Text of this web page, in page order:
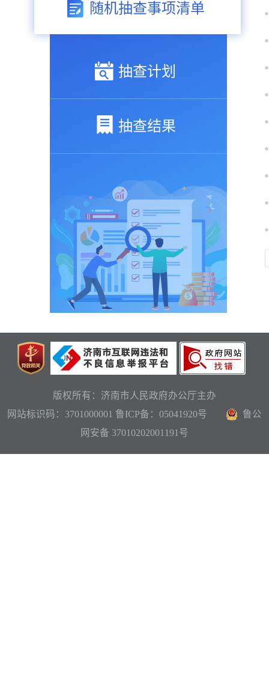
随机抽查事项清单
抽查计划
抽查结果
版权所有：济南市人民政府办公厅主办
网站标识码：3701000001 鲁ICP备：05041920号
鲁公
网安备 37010202001191号